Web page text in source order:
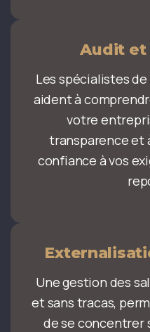
Audit et
Les spécialistes
aident à
votre
transparence et
confiance à vos
Une gestion des
et sans tracas,
de se concentrer